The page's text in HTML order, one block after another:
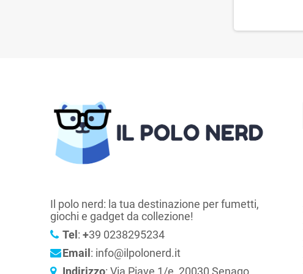
Il polo nerd: la tua destinazione per fumetti,
giochi e gadget da collezione!
Tel: +39 0238295234
Email: info@ilpolonerd.it
Indirizzo: Via Piave 1/e, 20030 Senago